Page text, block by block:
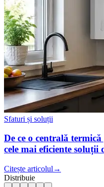
Sfaturi și soluții
De ce o centrală
cele mai eficiente soluții
Citește articolul →
Distribuie